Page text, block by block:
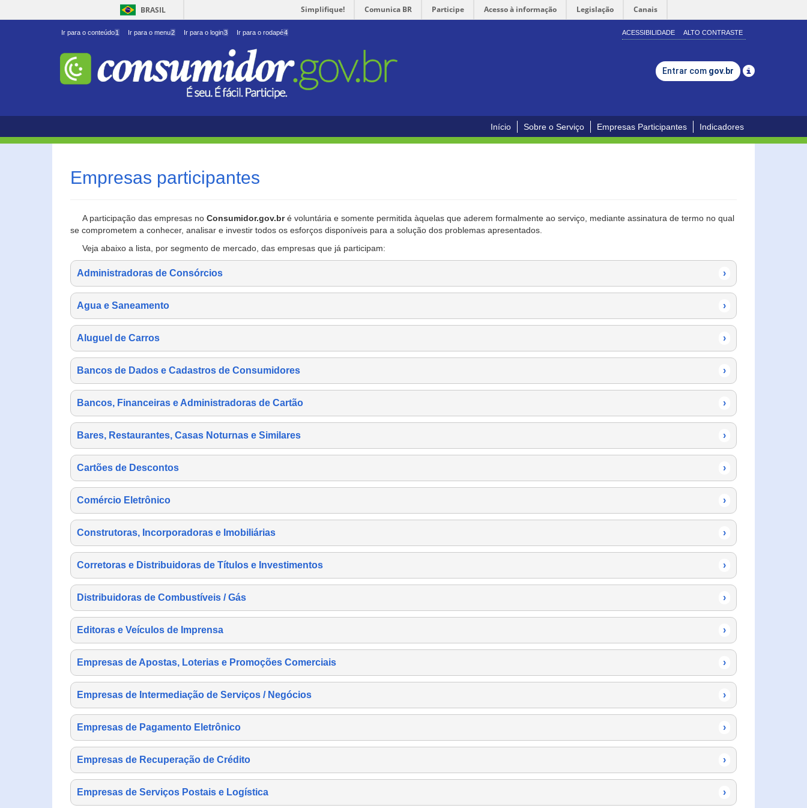
BRASIL Simplifique! Comunica BR Participe Acesso à informação Legislação Canais
Ir para o conteúdo1 Ir para o menu2 Ir para o login3 Ir para o rodapé4 ACESSIBILIDADE ALTO CONTRASTE
Entrar com gov.br
Início Sobre o Serviço Empresas Participantes Indicadores
Empresas participantes
A participação das empresas no Consumidor.gov.bré voluntária e somente permitida àquelas que aderem formalmente ao serviço, mediante assinatura de termo no qual
se comprometem a conhecer, analisar e investir todos os esforços disponíveis para a solução dos problemas apresentados.
Veja abaixo a lista, por segmento de mercado, das empresas que já participam:
Administradoras de Consórcios ›
Agua e Saneamento ›
Aluguel de Carros ›
Bancos de Dados e Cadastros de Consumidores ›
Bancos, Financeiras e Administradoras de Cartão ›
Bares, Restaurantes, Casas Noturnas e Similares ›
Cartões de Descontos ›
Comércio Eletrônico ›
Construtoras, Incorporadoras e Imobiliárias ›
Corretoras e Distribuidoras de Títulos e Investimentos ›
Distribuidoras de Combustíveis / Gás ›
Editoras e Veículos de Imprensa ›
Empresas de Apostas, Loterias e Promoções Comerciais ›
Empresas de Intermediação de Serviços / Negócios ›
Empresas de Pagamento Eletrônico ›
Empresas de Recuperação de Crédito ›
Empresas de Serviços Postais e Logística ›